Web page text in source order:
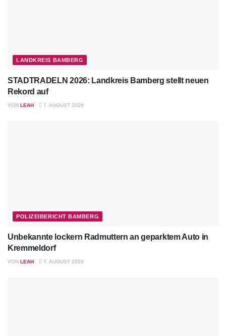
LANDKREIS BAMBERG
STADTRADELN 2026: Landkreis Bamberg stellt neuen
Rekord auf
VON LEAH 7. AUGUST 2026
POLIZEIBERICHT BAMBERG
Unbekannte lockern Radmuttern an geparktem Auto in
Kremmeldorf
VON LEAH 7. AUGUST 2026